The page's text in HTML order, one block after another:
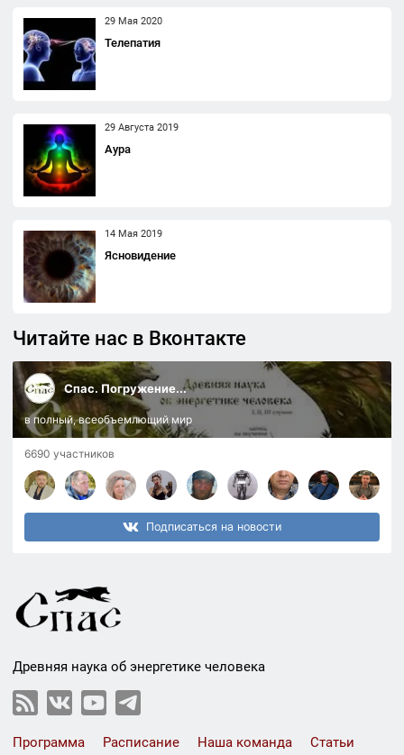
29 Мая 2020
Телепатия
29 Августа 2019
Аура
14 Мая 2019
Ясновидение
Читайте нас в Вконтакте
Спас. Погружение...
в полный, всеобъемлющий мир
6690 участников
Подписаться на новости
Древняя наука об энергетике человека
Программа Расписание Наша команда Статьи